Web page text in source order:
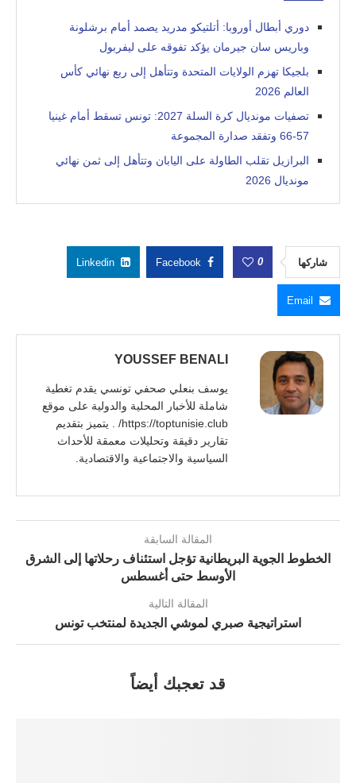
دوري أبطال أوروبا: أتلتيكو مدريد يصمد أمام برشلونة
وباريس سان جيرمان يؤكد تفوقه على ليفربول
بلجيكا تهزم الولايات المتحدة وتتأهل إلى ربع نهائي كأس
العالم 2026
تصفيات مونديال كرة السلة 2027: تونس تسقط أمام غينيا
57-66 وتفقد صدارة المجموعة
البرازيل تقلب الطاولة على اليابان وتتأهل إلى ثمن نهائي
مونديال 2026
شاركها 0
Facebook
Linkedin
Email
YOUSSEF BENALI
يوسف بنعلي صحفي تونسي يقدم تغطية
شاملة للأخبار المحلية والدولية على موقع
https://toptunisie.club/ . يتميز بتقديم
تقارير دقيقة وتحليلات معمقة للأحداث
السياسية والاجتماعية والاقتصادية.
المقالة السابقة
الخطوط الجوية البريطانية تؤجل استئناف رحلاتها إلى الشرق
الأوسط حتى أغسطس
المقالة التالية
استراتيجية صبري لموشي الجديدة لمنتخب تونس
قد تعجبك أيضاً